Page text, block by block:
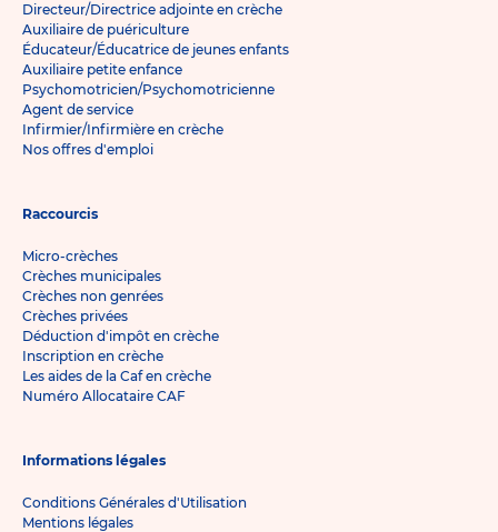
Directeur/Directrice adjointe en crèche
Auxiliaire de puériculture
Éducateur/Éducatrice de jeunes enfants
Auxiliaire petite enfance
Psychomotricien/Psychomotricienne
Agent de service
Infirmier/Infirmière en crèche
Nos offres d'emploi
Raccourcis
Micro-crèches
Crèches municipales
Crèches non genrées
Crèches privées
Déduction d'impôt en crèche
Inscription en crèche
Les aides de la Caf en crèche
Numéro Allocataire CAF
Informations légales
Conditions Générales d'Utilisation
Mentions légales